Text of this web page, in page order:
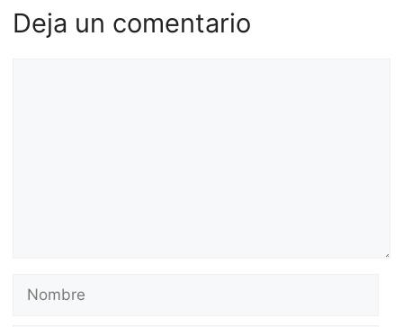
Deja un comentario
Nombre